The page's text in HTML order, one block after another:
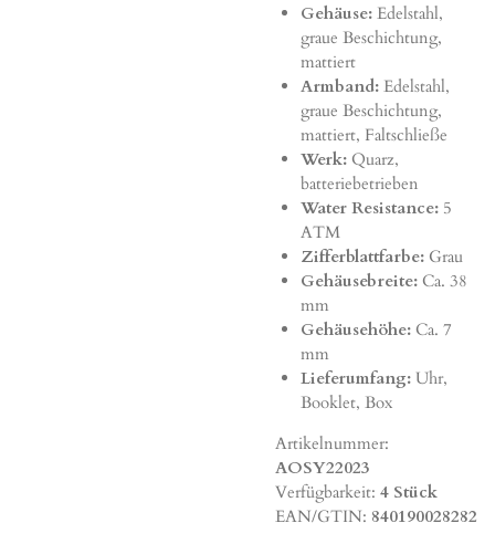
Gehäuse:Edelstahl,
graue Beschichtung,
mattiert
Armband:Edelstahl,
graue Beschichtung,
mattiert, Faltschließe
Werk:Quarz,
batteriebetrieben
Water Resistance:5
ATM
Zifferblattfarbe:Grau
Gehäusebreite:Ca. 38
mm
Gehäusehöhe:Ca. 7
mm
Lieferumfang:Uhr,
Booklet, Box
Artikelnummer:
AOSY22023
Verfügbarkeit: 4 Stück
EAN/GTIN: 840190028282